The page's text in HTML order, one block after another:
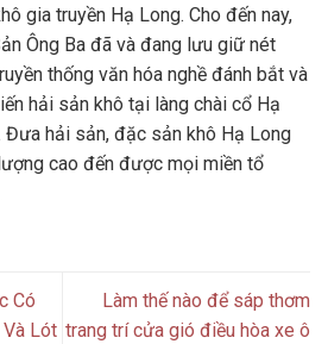
gia truyền Hạ Long. Cho đến nay,
Ông Ba đã và đang lưu giữ nét
thống văn hóa nghề đánh bắt và
hải sản khô tại làng chài cổ Hạ
Đưa hải sản, đặc sản khô Hạ Long
cao đến được mọi miền tổ
Có
Và Lót
Làm thế nào để sáp thơm
trang trí cửa gió điều hòa xe ô